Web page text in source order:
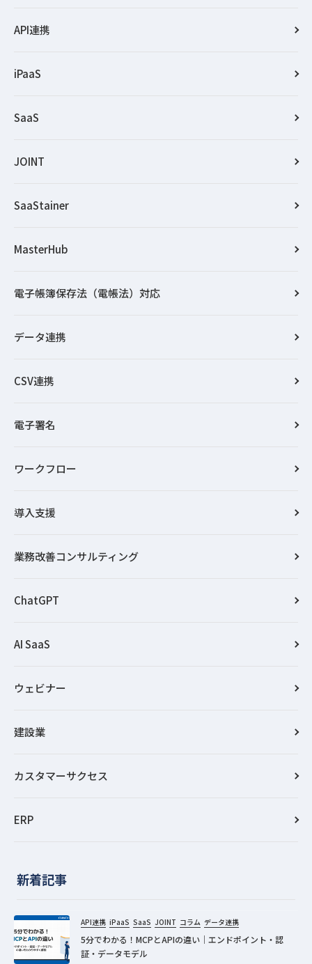
API連携
iPaaS
SaaS
JOINT
SaaStainer
MasterHub
電子帳簿保存法（電帳法）対応
データ連携
CSV連携
電子署名
ワークフロー
導入支援
業務改善コンサルティング
ChatGPT
AI SaaS
ウェビナー
建設業
カスタマーサクセス
ERP
新着記事
API連携 iPaaS SaaS JOINT コラム データ連携
5分でわかる！MCPとAPIの違い｜エンドポイント・認
証・データモデル